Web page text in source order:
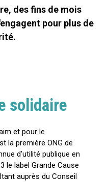
des fins de mois
pour plus de
solidaire
et pour le
la première ONG de
d’utilité publique en
le label Grande Cause
auprès du Conseil